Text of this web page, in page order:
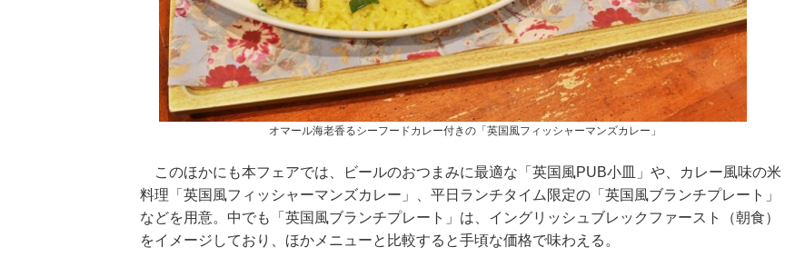
オマール海老香るシーフードカレー付きの「英国風フィッシャーマンズカレー」
このほかにも本フェアでは、ビールのおつまみに最適な「英国風PUB小皿」や、カレー風味の米
料理「英国風フィッシャーマンズカレー」、平日ランチタイム限定の「英国風ブランチプレート」
などを用意。中でも「英国風ブランチプレート」は、イングリッシュブレックファースト（朝食）
をイメージしており、ほかメニューと比較すると手頃な価格で味わえる。
乃、山崎天＜TGC
KEIKO撮り下ろしイ
ンタビューフォト
3rd写真集『ヨー
ダ』公開カット
2nd写真集『ヒロイ
ン』公開カット
られる「ILLIT」のセ
ルカ独占公開